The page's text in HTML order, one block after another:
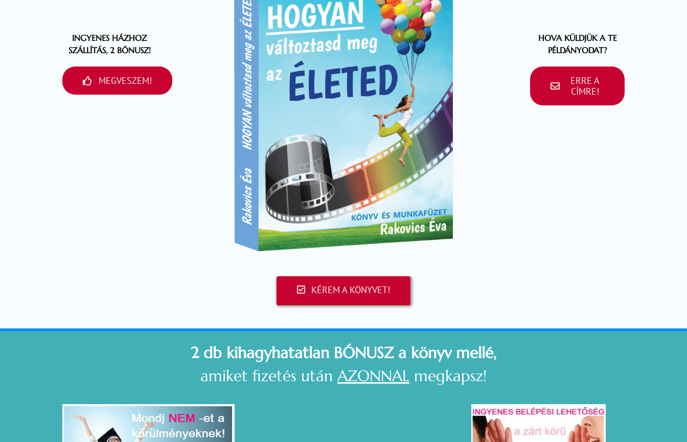
INGYENES HÁZHOZ
SZÁLLÍTÁS, 2 BÓNUSZ!
MEGVESZEM!
KÉREM A KÖNYVET!
HOVA KÜLDJÜK A TE
PÉLDÁNYODAT?
ERRE A
CÍMRE!
2 db kihagyhatatlan BÓNUSZ a könyv mellé,
amiket fizetés után AZONNAL megkapsz!